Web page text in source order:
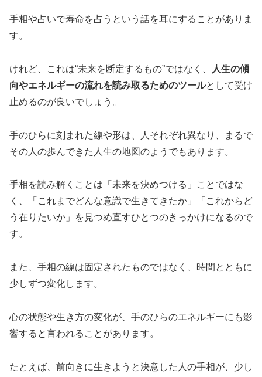
手相や占いで寿命を占うという話を耳にすることがありま
す。
けれど、これは“未来を断定するもの”ではなく、
人生の傾
向やエネルギーの流れを読み取るためのツールとして受け
止めるのが良いでしょう。
手のひらに刻まれた線や形は、人それぞれ異なり、まるで
その人の歩んできた人生の地図のようでもあります。
手相を読み解くことは「未来を決めつける」ことではな
く、「これまでどんな意識で生きてきたか」「これからど
う在りたいか」を見つめ直すひとつのきっかけになるので
す。
また、手相の線は固定されたものではなく、時間とともに
少しずつ変化します。
心の状態や生き方の変化が、手のひらのエネルギーにも影
響すると言われることがあります。
たとえば、前向きに生きようと決意した人の手相が、少し